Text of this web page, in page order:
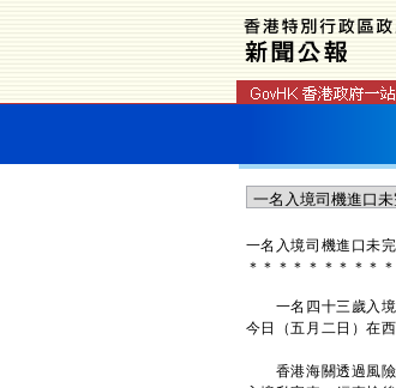
一名入境司機進口未
＊ ＊ ＊ ＊ ＊ ＊ ＊ ＊ ＊ ＊
一名四十三歲入境
今日（五月二日）在
香港海關透過風險